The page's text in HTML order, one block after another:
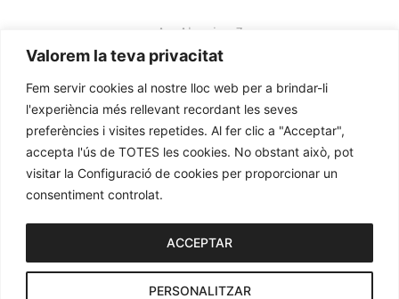
Valorem la teva privacitat
Fem servir cookies al nostre lloc web per a brindar-li
l'experiència més rellevant recordant les seves
preferències i visites repetides. Al fer clic a "Acceptar",
accepta l'ús de TOTES les cookies. No obstant això, pot
visitar la Configuració de cookies per proporcionar un
consentiment controlat.
PERSONALITZAR
ACCEPTAR
Av. Alegries, 3
17310 Lloret de Mar
+34 972 365 788
mbelisario@lloret.cat
www.lloretcb.org
Avertissement juridique
Politique de confidentialité